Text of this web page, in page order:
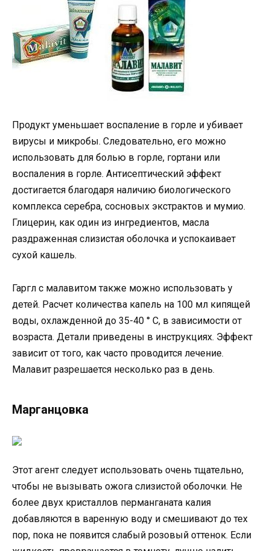
Продукт уменьшает воспаление в горле и убивает
вирусы и микробы. Следовательно, его можно
использовать для болью в горле, гортани или
воспаления в горле. Антисептический эффект
достигается благодаря наличию биологического
комплекса серебра, сосновых экстрактов и мумио.
Глицерин, как один из ингредиентов, масла
раздраженная слизистая оболочка и успокаивает
сухой кашель.
Гаргл с малавитом также можно использовать у
детей. Расчет количества капель на 100 мл кипящей
воды, охлажденной до 35-40 ° C, в зависимости от
возраста. Детали приведены в инструкциях. Эффект
зависит от того, как часто проводится лечение.
Малавит разрешается несколько раз в день.
Марганцовка
Этот агент следует использовать очень тщательно,
чтобы не вызывать ожога слизистой оболочки. Не
более двух кристаллов перманганата калия
добавляются в варенную воду и смешивают до тех
пор, пока не появится слабый розовый оттенок. Если